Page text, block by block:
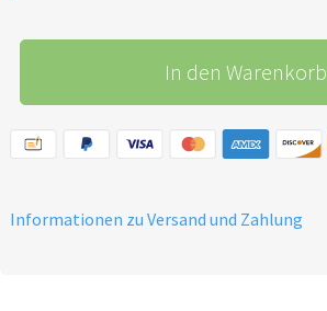
In den Warenkorb
Informationen zu Versand und Zahlung